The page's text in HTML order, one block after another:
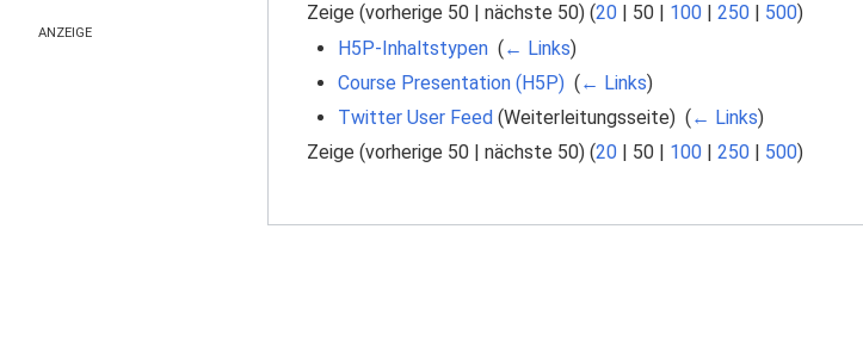
Zeige (vorherige 50 nächste 50) (20 50 100 250 500)
H5P-Inhaltstypen‎ ( ← Links)
Course Presentation (H5P)‎ ( ← Links)
Twitter User Feed (Weiterleitungsseite) ‎ ( ← Links)
Zeige (vorherige 50 nächste 50) (20 50 100 250 500)
ANZEIGE